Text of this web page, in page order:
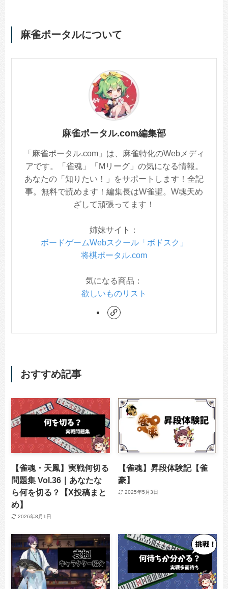
麻雀ポータルについて
麻雀ポータル.com編集部
「麻雀ポータル.com」は、麻雀特化のWebメディ
アです。「雀魂」「Mリーグ」の気になる情報。
あなたの「知りたい！」をサポートします！全記
事。無料で読めます！編集長はW雀聖。W魂天め
ざして頑張ってます！
姉妹サイト：
ボードゲームWebスクール「ボドスク」
将棋ポータル.com
気になる商品：
欲しいものリスト
おすすめ記事
【雀魂・天鳳】実戦何切る
問題集 Vol.36｜あなたな
ら何を切る？【X投稿まと
め】
2026年8月1日
【雀魂】昇段体験記【雀
豪】
2025年5月3日